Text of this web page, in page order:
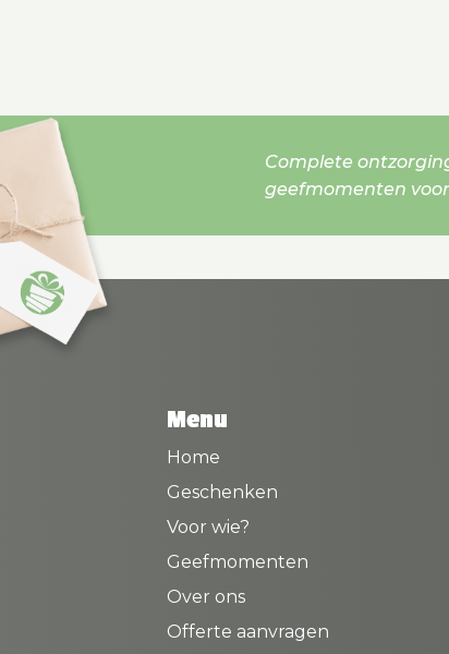
Complete
geefmomenten
Menu
Home
Geschenken
Voor wie?
Geefmomenten
Over ons
Offerte aanvragen